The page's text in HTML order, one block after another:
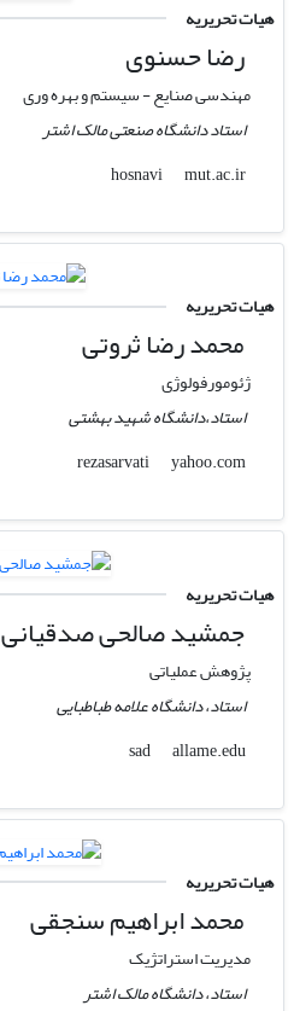
هیات تحریریه
رضا حسنوی
مهندسی صنایع - سیستم و بهره وری
استاد دانشگاه صنعتی مالک اشتر
hosnavi
mut.ac.ir
هیات تحریریه
محمد رضا ثروتی
ژئومورفولوژی
استاد،دانشگاه شهید بهشتی
rezasarvati
yahoo.com
هیات تحریریه
جمشید صالحی صدقیانی
پژوهش عملیاتی
استاد، دانشگاه علامه طباطبایی
sad
allame.edu
هیات تحریریه
محمد ابراهیم سنجقی
مدیریت استراتژیک
استاد، دانشگاه مالک اشتر